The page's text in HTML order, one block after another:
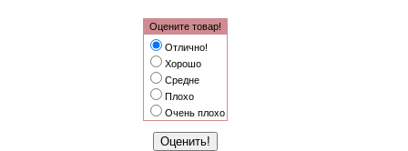
Оцените товар!
Отлично!
Хорошо
Средне
Плохо
Очень плохо